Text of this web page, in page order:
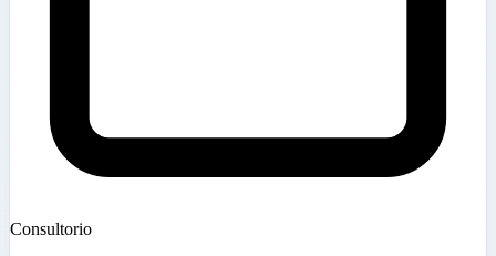
Consultorio